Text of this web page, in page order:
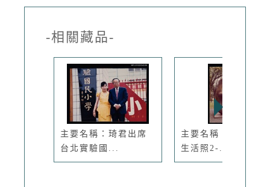
-相關藏品-
主要名稱：琦君出席
台北實驗國...
主要名稱：琦君夫婦
生活照2-...